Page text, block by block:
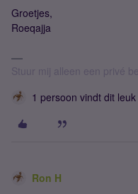
Groetjes,
Roeqajja
Stuur mij alleen een privé
1 persoon vindt dit leuk
Ron H